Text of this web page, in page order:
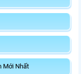
Mới Nhất